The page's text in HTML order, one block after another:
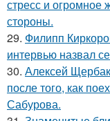
стресс и огромное
стороны.
29. Филипп
интервью назвал
30. Алексей
после того, как
Сабурова.